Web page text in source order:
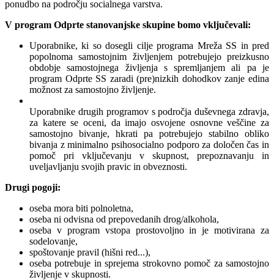
ponudbo na področju socialnega varstva.
V program Odprte stanovanjske skupine bomo vključevali:
Uporabnike, ki so dosegli cilje programa Mreža SS in pred
popolnoma samostojnim življenjem potrebujejo preizkusno
obdobje samostojnega življenja s spremljanjem ali pa je
program Odprte SS zaradi (pre)nizkih dohodkov zanje edina
možnost za samostojno življenje.
Uporabnike drugih programov s področja duševnega zdravja,
za katere se oceni, da imajo osvojene osnovne veščine za
samostojno bivanje, hkrati pa potrebujejo stabilno obliko
bivanja z minimalno psihosocialno podporo za določen čas in
pomoč pri vključevanju v skupnost, prepoznavanju in
uveljavljanju svojih pravic in obveznosti.
Drugi pogoji:
oseba mora biti polnoletna,
oseba ni odvisna od prepovedanih drog/alkohola,
oseba v program vstopa prostovoljno in je motivirana za
sodelovanje,
spoštovanje pravil (hišni red...),
oseba potrebuje in sprejema strokovno pomoč za samostojno
življenje v skupnosti.